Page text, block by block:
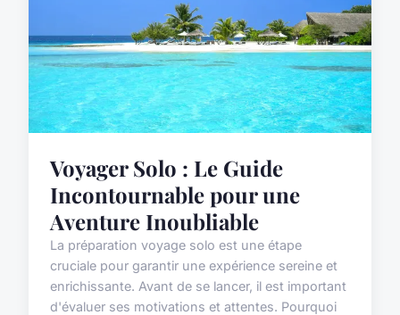
Voyager Solo : Le Guide
Incontournable pour une
Aventure Inoubliable
La préparation voyage solo est une étape
cruciale pour garantir une expérience sereine et
enrichissante. Avant de se lancer, il est important
d'évaluer ses motivations et attentes. Pourquoi